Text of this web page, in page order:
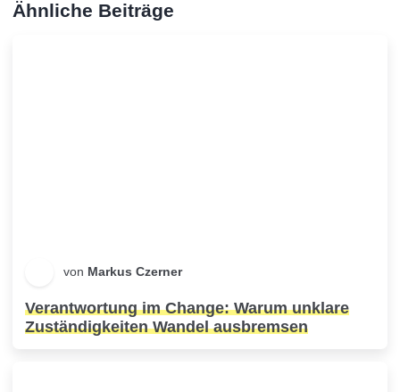
Ähnliche Beiträge
von Markus Czerner
Verantwortung im Change: Warum unklare
Zuständigkeiten Wandel ausbremsen